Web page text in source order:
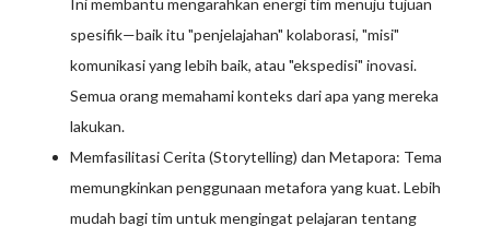
Ini membantu mengarahkan energi tim menuju tujuan
spesifik—baik itu "penjelajahan" kolaborasi, "misi"
komunikasi yang lebih baik, atau "ekspedisi" inovasi.
Semua orang memahami konteks dari apa yang mereka
lakukan.
Memfasilitasi Cerita (Storytelling) dan Metapora: Tema
memungkinkan penggunaan metafora yang kuat. Lebih
mudah bagi tim untuk mengingat pelajaran tentang